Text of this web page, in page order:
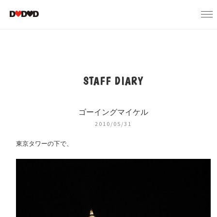
STAFF DIARY
ゴーイングマイケル
2010/05/31
東京タワーの下で、